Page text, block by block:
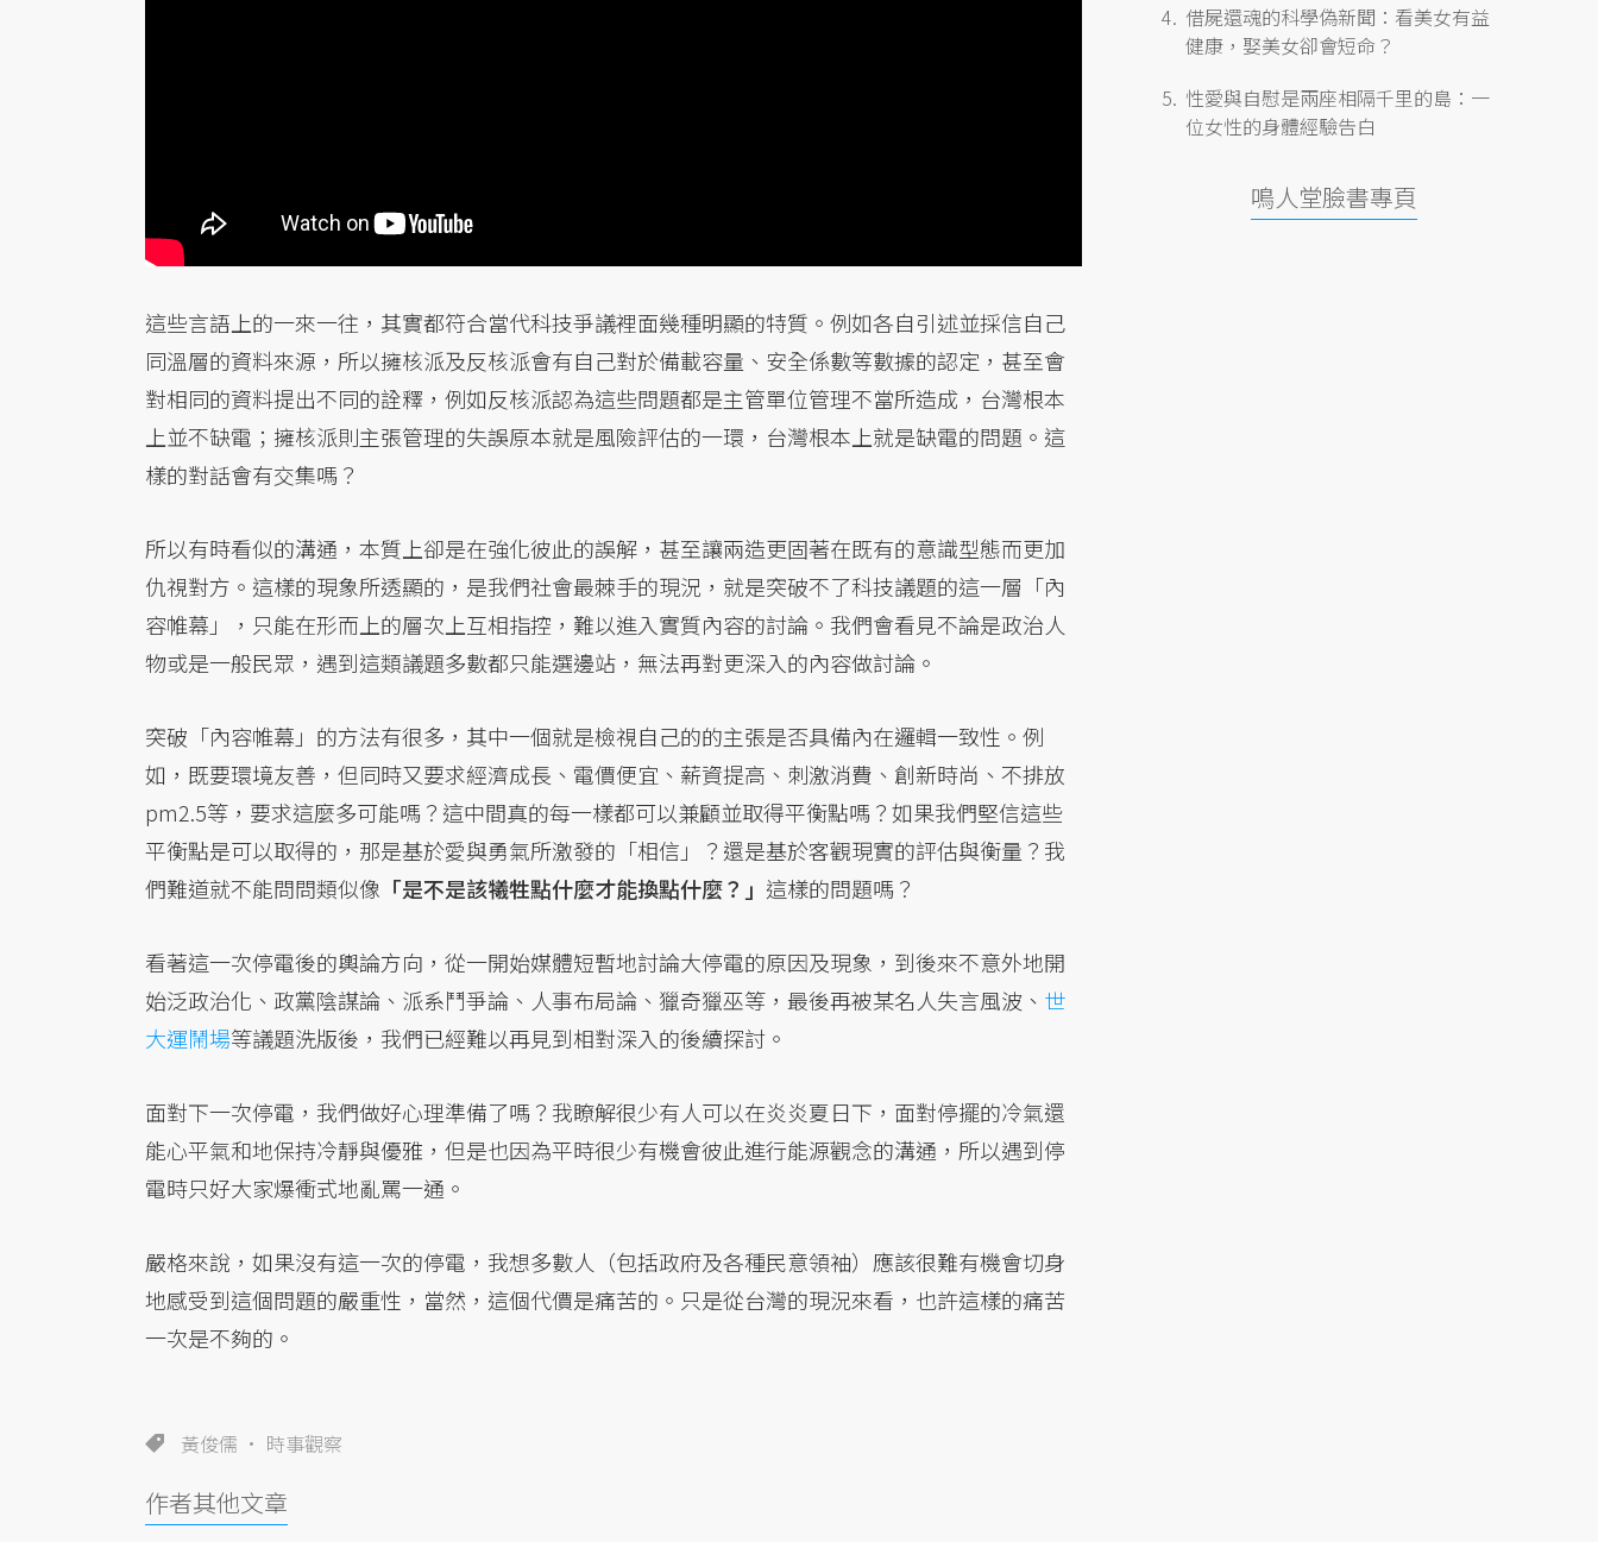
這些言語上的一來一往，其實都符合當代科技爭議裡面幾種明顯的特質。例如各自引述並採信自己
同溫層的資料來源，所以擁核派及反核派會有自己對於備載容量、安全係數等數據的認定，甚至會
對相同的資料提出不同的詮釋，例如反核派認為這些問題都是主管單位管理不當所造成，台灣根本
上並不缺電；擁核派則主張管理的失誤原本就是風險評估的一環，台灣根本上就是缺電的問題。這
樣的對話會有交集嗎？
所以有時看似的溝通，本質上卻是在強化彼此的誤解，甚至讓兩造更固著在既有的意識型態而更加
仇視對方。這樣的現象所透顯的，是我們社會最棘手的現況，就是突破不了科技議題的這一層「內
容帷幕」，只能在形而上的層次上互相指控，難以進入實質內容的討論。我們會看見不論是政治人
物或是一般民眾，遇到這類議題多數都只能選邊站，無法再對更深入的內容做討論。
突破「內容帷幕」的方法有很多，其中一個就是檢視自己的的主張是否具備內在邏輯一致性。例
如，既要環境友善，但同時又要求經濟成長、電價便宜、薪資提高、刺激消費、創新時尚、不排放
pm2.5等，要求這麼多可能嗎？這中間真的每一樣都可以兼顧並取得平衡點嗎？如果我們堅信這些
平衡點是可以取得的，那是基於愛與勇氣所激發的「相信」？還是基於客觀現實的評估與衡量？我
們難道就不能問問類似像 「是不是該犧牲點什麼才能換點什麼？」 這樣的問題嗎？
看著這一次停電後的輿論方向，從一開始媒體短暫地討論大停電的原因及現象，到後來不意外地開
始泛政治化、政黨陰謀論、派系鬥爭論、人事布局論、獵奇獵巫等，最後再被某名人失言風波、 世
大運鬧場等議題洗版後，我們已經難以再見到相對深入的後續探討。
面對下一次停電，我們做好心理準備了嗎？我瞭解很少有人可以在炎炎夏日下，面對停擺的冷氣還
能心平氣和地保持冷靜與優雅，但是也因為平時很少有機會彼此進行能源觀念的溝通，所以遇到停
電時只好大家爆衝式地亂罵一通。
嚴格來說，如果沒有這一次的停電，我想多數人（包括政府及各種民意領袖）應該很難有機會切身
地感受到這個問題的嚴重性，當然，這個代價是痛苦的。只是從台灣的現況來看，也許這樣的痛苦
一次是不夠的。
黃俊儒 時事觀察
作者其他文章
借屍還魂的科學偽新聞：看美女有益
健康，娶美女卻會短命？
性愛與自慰是兩座相隔千里的島：一
位女性的身體經驗告白
鳴人堂臉書專頁